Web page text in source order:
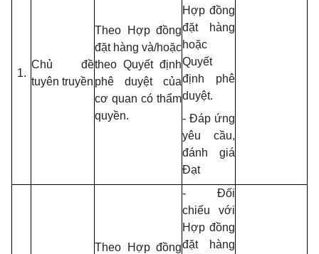
1.
Chủ đề
tuyên truyền
Theo Hợp đồng
đặt hàng và/hoặc
theo Quyết định
phê duyệt của
cơ quan có thẩm
quyền.
Hợp đồng
đặt hàng
hoặc
Quyết
định phê
duyệt.
- Đáp ứng
yêu cầu,
đánh giá
Đạt
Theo Hợp đồng
- Đối
chiếu với
Hợp đồng
đặt hàng